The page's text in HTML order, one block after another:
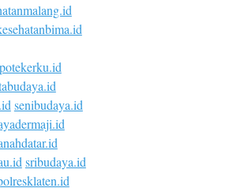
senibudaya.id
sribudaya.id